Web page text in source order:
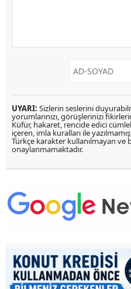
UYARI: Sizlerin seslerini
yorumlarınızı, görüşlerinizi
Küfür, hakaret, rencide edici
içeren, imla kuralları ile yazılmamış,
Türkçe karakter kullanılmayan ve
onaylanmamaktadır.